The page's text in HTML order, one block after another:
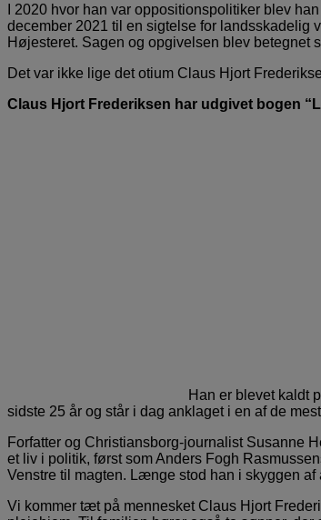
I 2020 hvor han var oppositionspolitiker blev
december 2021 til en sigtelse for landsskadelig
Højesteret. Sagen og opgivelsen blev betegnet
Det var ikke lige det otium Claus Hjort
Claus Hjort Frederiksen har udgivet bogen
Han er blevet kaldt
sidste 25 år og står i dag anklaget i en af de
Forfatter og Christiansborg-journalist Susanne
et liv i politik, først som Anders Fogh
Venstre til magten. Længe stod han i skyggen
Vi kommer tæt på mennesket Claus Hjort